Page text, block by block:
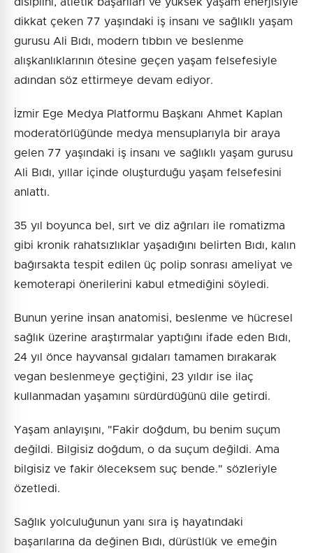
dikkat çeken 77 yaşındaki iş insanı ve sağlıklı yaşam
gurusu Ali Bıdı, modern tıbbın ve beslenme
alışkanlıklarının ötesine geçen yaşam felsefesiyle
adından söz ettirmeye devam ediyor.
İzmir Ege Medya Platformu Başkanı Ahmet Kaplan
moderatörlüğünde medya mensuplarıyla bir araya
gelen 77 yaşındaki iş insanı ve sağlıklı yaşam gurusu
Ali Bıdı, yıllar içinde oluşturduğu yaşam felsefesini
anlattı.
35 yıl boyunca bel, sırt ve diz ağrıları ile romatizma
gibi kronik rahatsızlıklar yaşadığını belirten Bıdı, kalın
bağırsakta tespit edilen üç polip sonrası ameliyat ve
kemoterapi önerilerini kabul etmediğini söyledi.
Bunun yerine insan anatomisi, beslenme ve hücresel
sağlık üzerine araştırmalar yaptığını ifade eden Bıdı,
24 yıl önce hayvansal gıdaları tamamen bırakarak
vegan beslenmeye geçtiğini, 23 yıldır ise ilaç
kullanmadan yaşamını sürdürdüğünü dile getirdi.
Yaşam anlayışını, "Fakir doğdum, bu benim suçum
değildi. Bilgisiz doğdum, o da suçum değildi. Ama
bilgisiz ve fakir öleceksem suç bende." sözleriyle
özetledi.
Sağlık yolculuğunun yanı sıra iş hayatındaki
başarılarına da değinen Bıdı, dürüstlük ve emeğin